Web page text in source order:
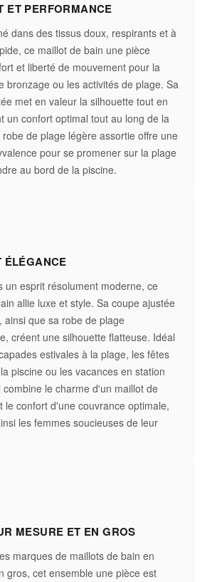
ET PERFORMANCE
dans des tissus doux, respirants et à
ce maillot de bain une pièce
et liberté de mouvement pour la
bronzage ou les activités de plage. Sa
met en valeur la silhouette tout en
un confort optimal tout au long de la
de plage légère assortie offre une
pour se promener sur la plage
au bord de la piscine.
ÉLÉGANCE
un esprit résolument moderne, ce
allie luxe et style. Sa coupe ajustée
ainsi que sa robe de plage
créent une silhouette flatteuse. Idéal
estivales à la plage, les fêtes
piscine ou les vacances en station
combine le charme d'un maillot de
le confort d'une couvrance optimale,
les femmes soucieuses de leur
MESURE ET EN GROS
marques de maillots de bain en
gros, cet ensemble une pièce est